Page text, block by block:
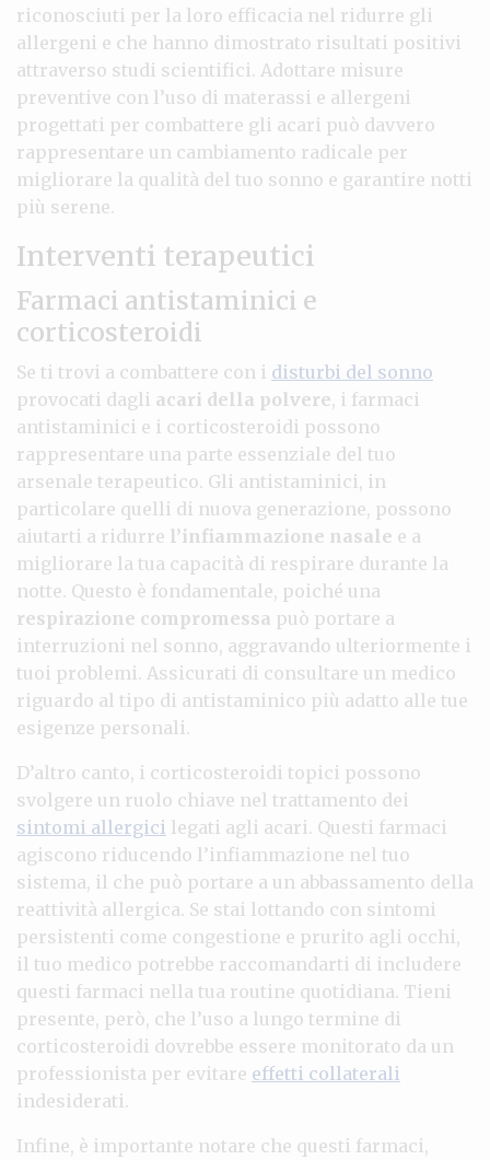
riconosciuti per la loro efficacia nel ridurre gli
allergeni e che hanno dimostrato risultati positivi
attraverso studi scientifici. Adottare misure
preventive con l’uso di materassi e allergeni
progettati per combattere gli acari può davvero
rappresentare un cambiamento radicale per
migliorare la qualità del tuo sonno e garantire notti
più serene.
Interventi terapeutici
Farmaci antistaminici e
corticosteroidi
Se ti trovi a combattere con i disturbi del sonno
provocati dagli acari della polvere, i farmaci
antistaminici e i corticosteroidi possono
rappresentare una parte essenziale del tuo
arsenale terapeutico. Gli antistaminici, in
particolare quelli di nuova generazione, possono
aiutarti a ridurre l’infiammazione nasale e a
migliorare la tua capacità di respirare durante la
notte. Questo è fondamentale, poiché una
respirazione compromessa può portare a
interruzioni nel sonno, aggravando ulteriormente i
tuoi problemi. Assicurati di consultare un medico
riguardo al tipo di antistaminico più adatto alle tue
esigenze personali.
D’altro canto, i corticosteroidi topici possono
svolgere un ruolo chiave nel trattamento dei
sintomi allergici legati agli acari. Questi farmaci
agiscono riducendo l’infiammazione nel tuo
sistema, il che può portare a un abbassamento della
reattività allergica. Se stai lottando con sintomi
persistenti come congestione e prurito agli occhi,
il tuo medico potrebbe raccomandarti di includere
questi farmaci nella tua routine quotidiana. Tieni
presente, però, che l’uso a lungo termine di
corticosteroidi dovrebbe essere monitorato da un
professionista per evitare effetti collaterali
indesiderati.
Infine, è importante notare che questi farmaci,